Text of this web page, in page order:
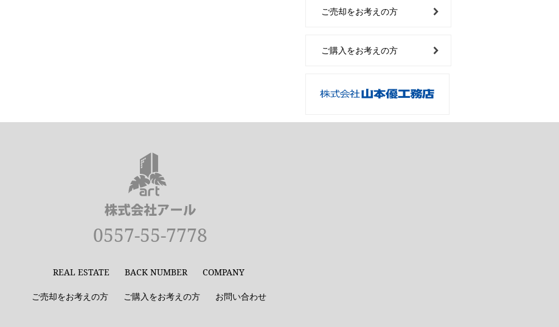
ご売却をお考えの方
ご購入をお考えの方
0557-55-7778
REAL ESTATE BACK NUMBER COMPANY
ご売却をお考えの方 ご購入をお考えの方 お問い合わせ